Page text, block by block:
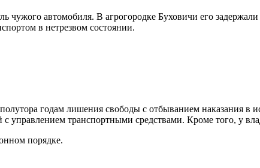
автомобиля. В агрогородке Буховичи его
в нетрезвом состоянии.
годам лишения свободы с отбыванием наказания в
управлением транспортными средствами. Кроме того, у
порядке.